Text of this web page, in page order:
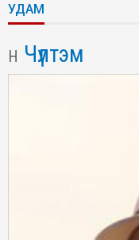
УДАМ
Н Чүлтэм